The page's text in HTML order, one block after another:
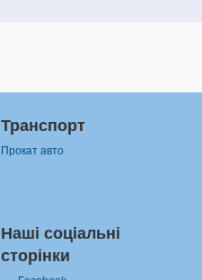
Транспорт
Прокат авто
Наші соціальні
сторінки